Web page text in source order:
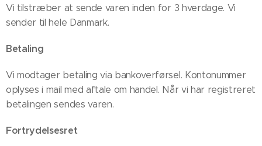
Vi tilstræber at sende varen inden for 3 hverdage. Vi
sender til hele Danmark.
Betaling
Vi modtager betaling via bankoverførsel. Kontonummer
oplyses i mail med aftale om handel. Når vi har registreret
betalingen sendes varen.
Fortrydelsesret